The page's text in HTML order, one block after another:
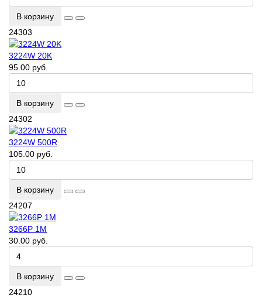
В корзину
24303
3224W 20K
95.00 руб.
В корзину
24302
3224W 500R
105.00 руб.
В корзину
24207
3266P 1M
30.00 руб.
В корзину
24210